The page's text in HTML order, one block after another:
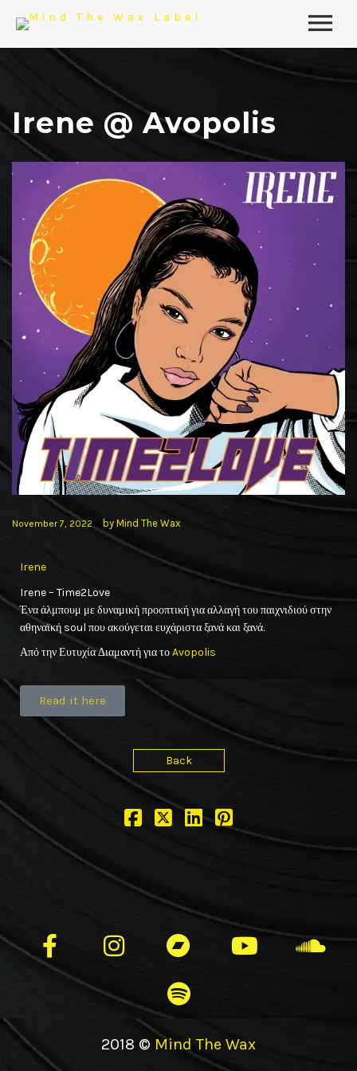
Irene @ Avopolis
November 7, 2022 by Mind The Wax
Irene
Irene – Time2Love
Ένα άλμπουμ με δυναμική προοπτική για αλλαγή του παιχνιδιού στην
αθηναϊκή soul που ακούγεται ευχάριστα ξανά και ξανά.
Από την Ευτυχία Διαμαντή για τοAvopolis
Read it here
Back
2018 © Mind The Wax